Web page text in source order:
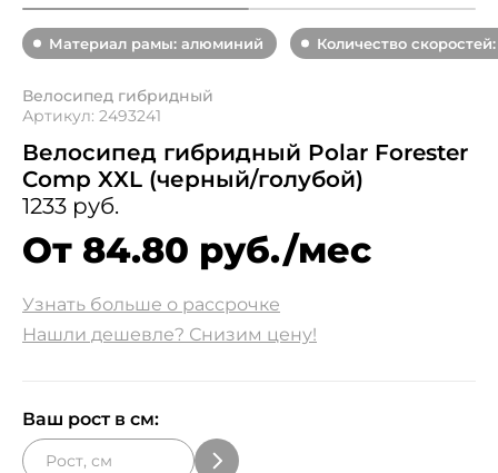
Материал рамы: алюминий Количество
Велосипед гибридный
Артикул: 2493241
Велосипед гибридный Polar Forester
Comp XXL (черный/голубой)
1233 руб.
От 84.80 руб./мес
Узнать больше о рассрочке
Нашли дешевле? Снизим цену!
Ваш рост в см: